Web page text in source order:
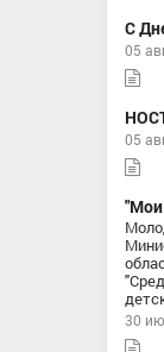
С
05
05
"Мои
30